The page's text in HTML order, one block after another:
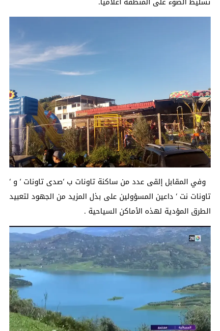
وفي المقابل إلقى عدد من ساكنة تاونات ب ‘صدى تاونات ‘ و ‘
تاونات نت ‘ داعين المسؤولين على بذل المزيد من الجهود لتعبيد
الطرق المؤدية لهذه الأماكن السياحية .